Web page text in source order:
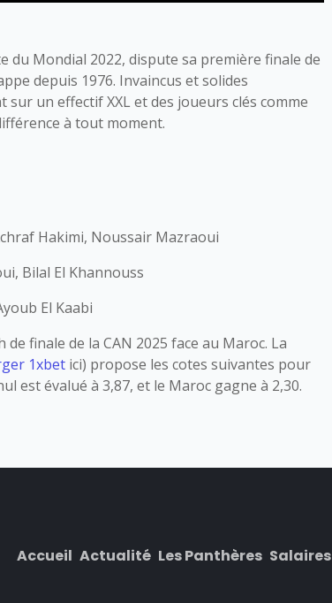
Mondial 2022, dispute sa première finale de
depuis 1976. Invaincus et solides
sur un effectif XXL et des joueurs clés comme
à tout moment.
Hakimi, Noussair Mazraoui
Bilal El Khannouss
El Kaabi
finale de la CAN 2025 face au Maroc. La
1xbet ici) propose les cotes suivantes pour
est évalué à 3,87, et le Maroc gagne à 2,30.
Accueil Actualité Les Panthères Salaires